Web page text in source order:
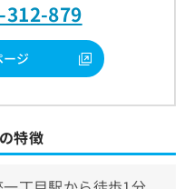
312-879
ージ
特徴